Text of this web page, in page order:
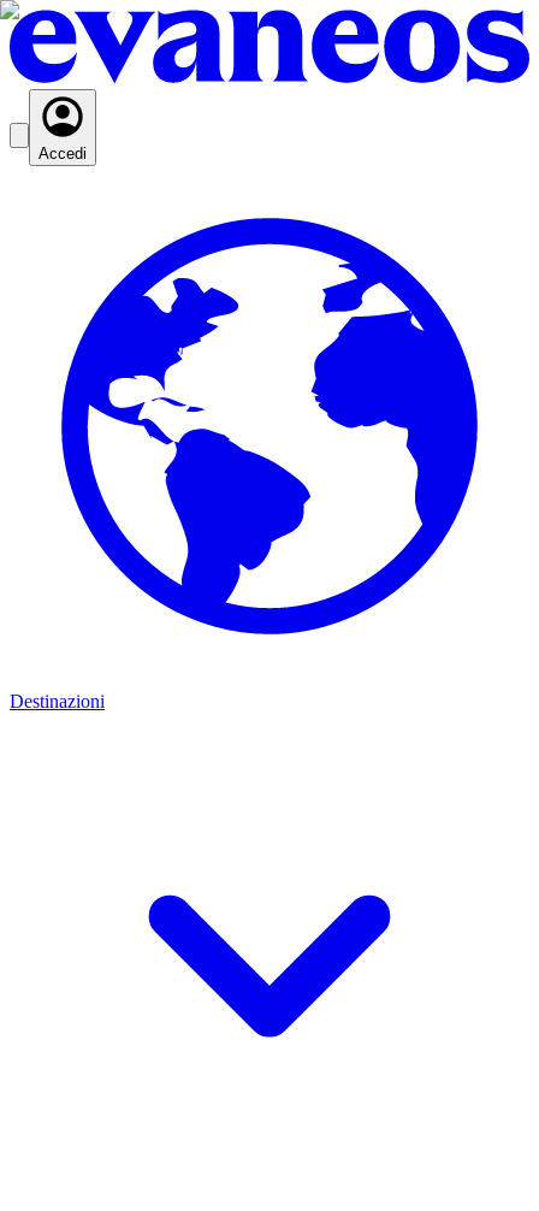
Accedi
Destinazioni